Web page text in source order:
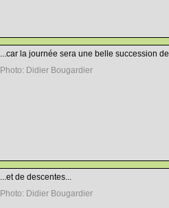
...car la journée sera une belle succession
Photo: Didier Bougardier
...et de descentes...
Photo: Didier Bougardier